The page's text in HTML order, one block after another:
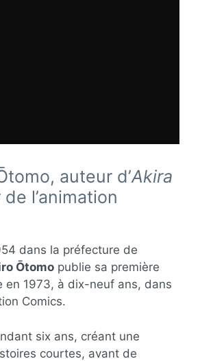
auteur d’Akira
l’animation
dans la préfecture de
Ōtomo publie sa première
en 1973, à dix-neuf ans, dans
Comics.
six ans, créant une
courtes, avant de